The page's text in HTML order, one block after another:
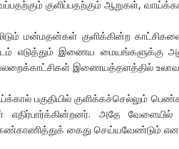
குளிப்பதற்கும் ஆறுகள்,
மன்மதன்கள் குளிக்கின்ற
எடுத்தும் இணைய மையங்களுக்கு
இணையத்தளத்தில்
பகுதியில் குளிக்கச்செல்லும்
அதே
கைது செய்யவேண்டும்